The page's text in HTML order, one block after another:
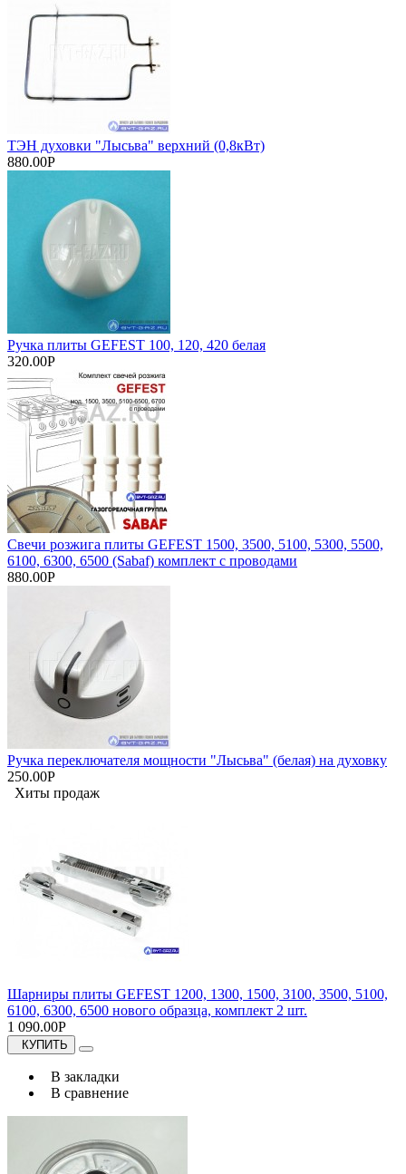
ТЭН духовки "Лысьва" верхний (0,8кВт)
880.00Р
Ручка плиты GEFEST 100, 120, 420 белая
320.00Р
Свечи розжига плиты GEFEST 1500, 3500, 5100, 5300, 5500,
6100, 6300, 6500 (Sabaf) комплект с проводами
880.00Р
Ручка переключателя мощности "Лысьва" (белая) на духовку
250.00Р
Хиты продаж
Шарниры плиты GEFEST 1200, 1300, 1500, 3100, 3500, 5100,
6100, 6300, 6500 нового образца, комплект 2 шт.
1 090.00Р
КУПИТЬ
В закладки
В сравнение